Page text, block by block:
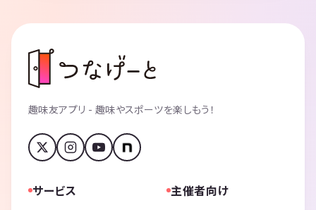
趣味友アプリ - 趣味やスポーツを楽しもう！
サービス 主催者向け